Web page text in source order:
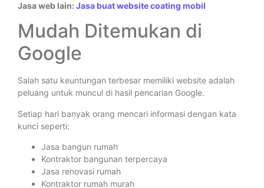
Jasa web lain: Jasa buat website coating mobil
Mudah Ditemukan di
Google
Salah satu keuntungan terbesar memiliki website adalah
peluang untuk muncul di hasil pencarian Google.
Setiap hari banyak orang mencari informasi dengan kata
kunci seperti:
Jasa bangun rumah
Kontraktor bangunan terpercaya
Jasa renovasi rumah
Kontraktor rumah murah